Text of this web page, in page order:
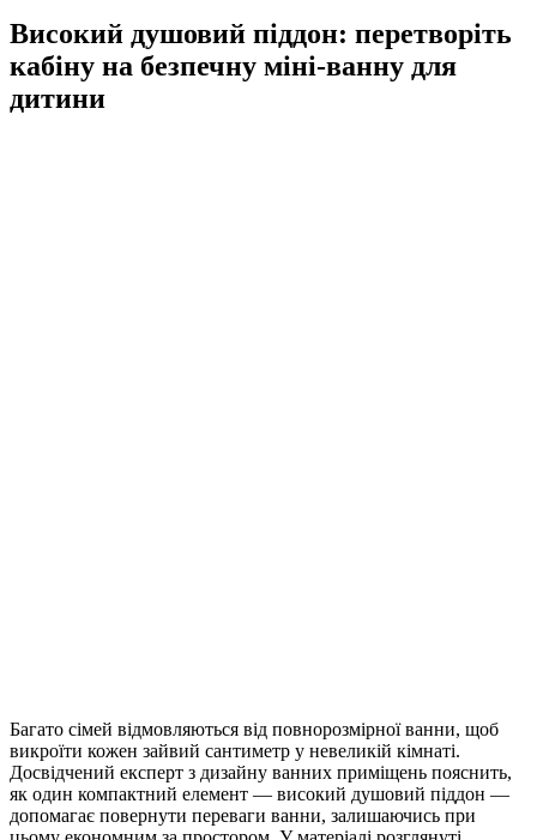
Високий душовий піддон: перетворіть
кабіну на безпечну міні-ванну для
дитини
Багато сімей відмовляються від повнорозмірної ванни, щоб
викроїти кожен зайвий сантиметр у невеликій кімнаті.
Досвідчений експерт з дизайну ванних приміщень пояснить,
як один компактний елемент — високий душовий піддон —
допомагає повернути переваги ванни, залишаючись при